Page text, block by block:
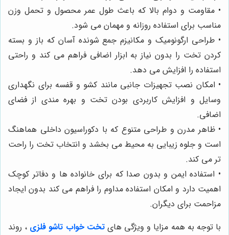
• مقاومت و دوام بالا که باعث طول عمر محصول و تحمل وزن
مناسب برای استفاده روزانه و مهمان می شود.
• طراحی ارگونومیک و مکانیزم جمع شونده آسان که باز و بسته
کردن تخت را بدون نیاز به ابزار اضافی فراهم می کند و راحتی
استفاده را افزایش می دهد.
• امکان نصب تجهیزات جانبی مانند کشو و قفسه برای نگهداری
وسایل و افزایش کاربردی بودن تخت و بهره مندی از فضای
اضافی.
• ظاهر مدرن و طراحی متنوع که با دکوراسیون داخلی هماهنگ
است و جلوه زیبایی به محیط می بخشد و انتخاب تخت را راحت
تر می کند.
• استفاده ایمن و بدون صدا که برای خانواده ها و دفاتر کوچک
اهمیت دارد و امکان استفاده مداوم را فراهم می کند بدون ایجاد
مزاحمت برای دیگران.
با توجه به همه مزایا و ویژگی هایتخت خواب تاشو فلزی ، روند